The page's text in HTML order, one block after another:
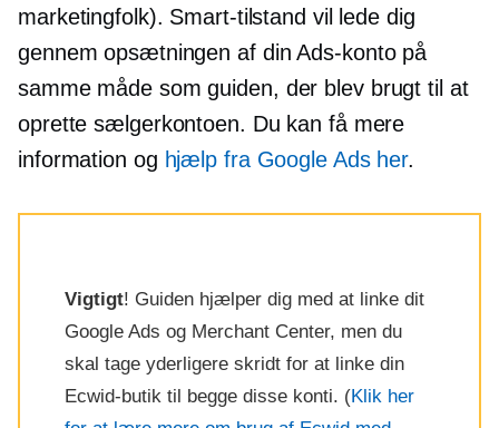
marketingfolk). Smart-tilstand vil lede dig
gennem opsætningen af ​​din Ads-konto på
samme måde som guiden, der blev brugt til at
oprette sælgerkontoen. Du kan få mere
information og hjælp fra Google Ads her.
Vigtigt! Guiden hjælper dig med at linke dit
Google Ads og Merchant Center, men du
skal tage yderligere skridt for at linke din
Ecwid-butik til begge disse konti. (Klik her